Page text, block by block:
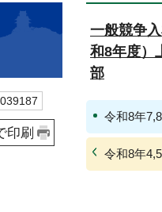
印刷
一般競争
和8年度）
部
令和8年
令和8年